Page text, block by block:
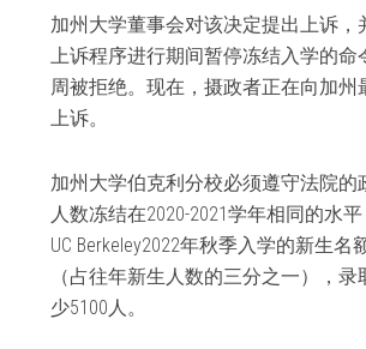
加州大学董事会对该决定提出上诉，
上诉程序进行期间暂停冻结入学的命
周被拒绝。现在，摄政者正在向加州
上诉。
加州大学伯克利分校必须遵守法院的
人数冻结在2020-2021学年相同的水
UC Berkeley2022年秋季入学的新生名
（占往年新生人数的三分之一），
少5100人。